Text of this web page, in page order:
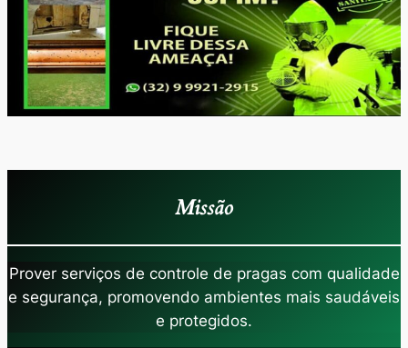
Missão
Prover serviços de controle de pragas com qualidade
e segurança, promovendo ambientes mais saudáveis
e protegidos.